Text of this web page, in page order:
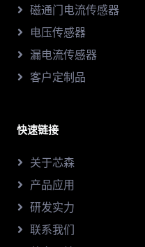
磁通门电流传感器
电压传感器
漏电流传感器
客户定制品
快速链接
关于芯森
产品应用
研发实力
联系我们